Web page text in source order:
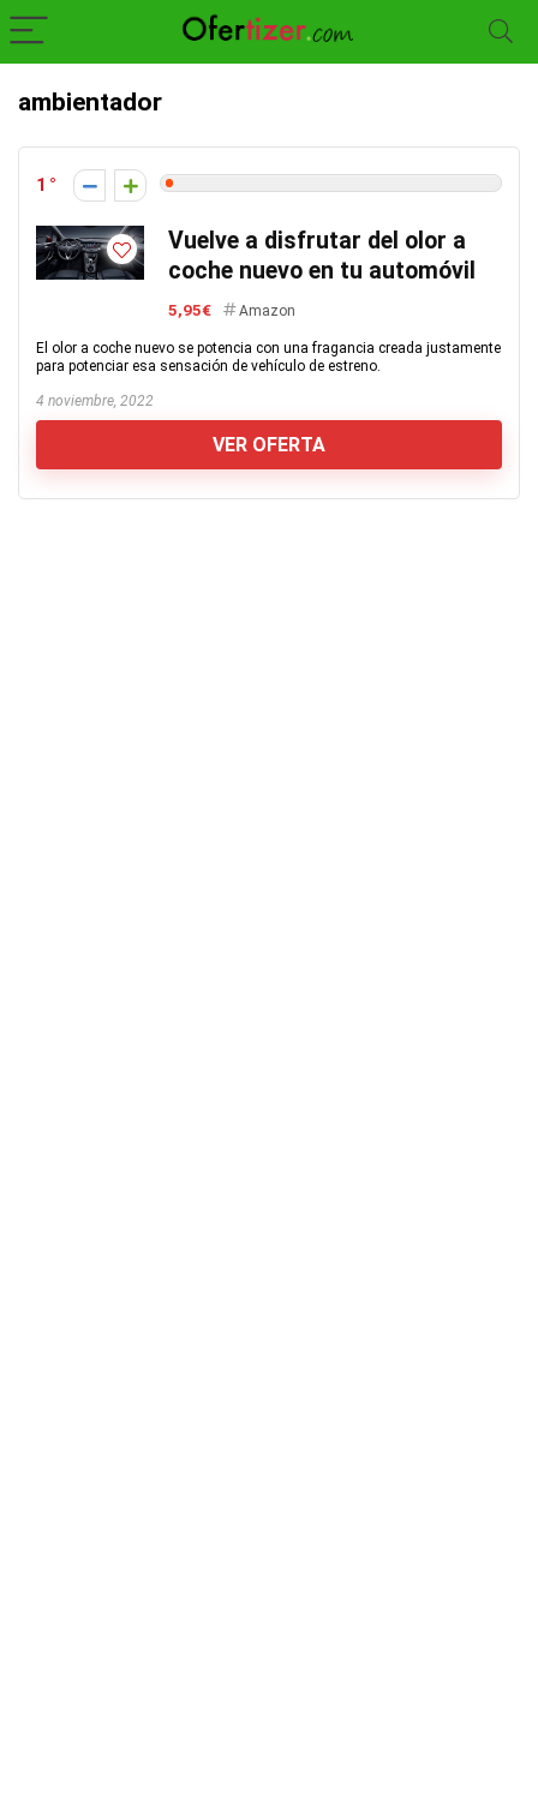
ambientador
1
Vuelve a disfrutar del olor a
coche nuevo en tu automóvil
5,95€ Amazon
El olor a coche nuevo se potencia con una fragancia creada justamente
para potenciar esa sensación de vehículo de estreno.
4 noviembre, 2022
VER OFERTA